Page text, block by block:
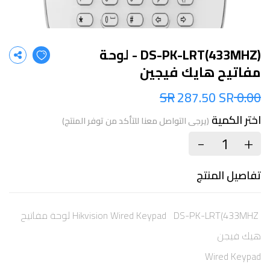
DS-PK-LRT(433MHZ) - لوحة
مفاتيح هايك فيجين
0.00 SR
287.50 SR
اختر الكمية (يرجى التواصل معنا للتأكد من توفر المنتج)
+
-
تفاصيل المنتج
Hikvision Wired Keypad DS-PK-LRT(433MHZ لوحة مفاتيح
هيك فيجن
Wired Keypad